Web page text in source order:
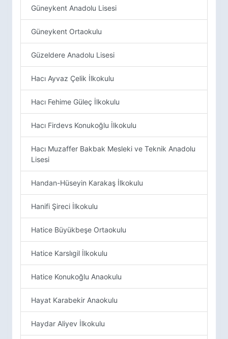
Güneykent Anadolu Lisesi
Güneykent Ortaokulu
Güzeldere Anadolu Lisesi
Hacı Ayvaz Çelik İlkokulu
Hacı Fehime Güleç İlkokulu
Hacı Firdevs Konukoğlu İlkokulu
Hacı Muzaffer Bakbak Mesleki ve Teknik Anadolu
Lisesi
Handan-Hüseyin Karakaş İlkokulu
Hanifi Şireci İlkokulu
Hatice Büyükbeşe Ortaokulu
Hatice Karslıgil İlkokulu
Hatice Konukoğlu Anaokulu
Hayat Karabekir Anaokulu
Haydar Aliyev İlkokulu